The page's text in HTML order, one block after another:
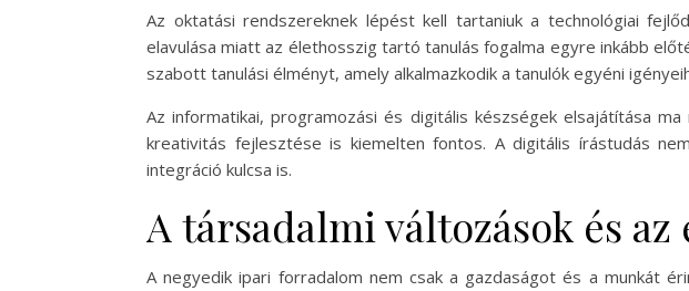
Az oktatási rendszereknek lépést kell tartaniuk a technológiai
elavulása miatt az élethosszig tartó tanulás fogalma egyre inkább
szabott tanulási élményt, amely alkalmazkodik a tanulók egyéni
Az informatikai, programozási és digitális készségek elsajátítása
kreativitás fejlesztése is kiemelten fontos. A digitális írástudás
integráció kulcsa is.
A társadalmi változások és
A negyedik ipari forradalom nem csak a gazdaságot és a munkát